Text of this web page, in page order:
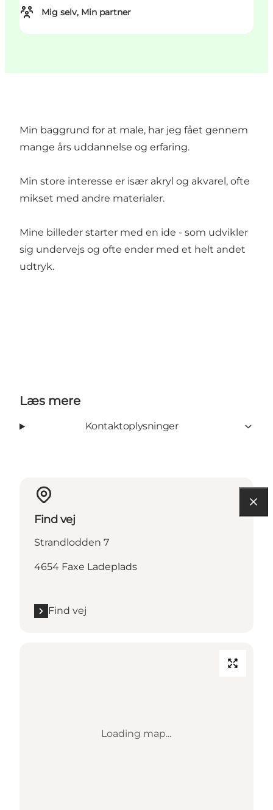
Mig selv, Min partner
Min baggrund for at male, har jeg fået gennem
mange års uddannelse og erfaring.
Min store interesse er især akryl og akvarel, ofte
mikset med andre materialer.
Mine billeder starter med en ide - som udvikler
sig undervejs og ofte ender med et helt andet
udtryk.
Læs mere
Kontaktoplysninger
Find vej
Strandlodden 7
4654 Faxe Ladeplads
Find vej
Loading map...